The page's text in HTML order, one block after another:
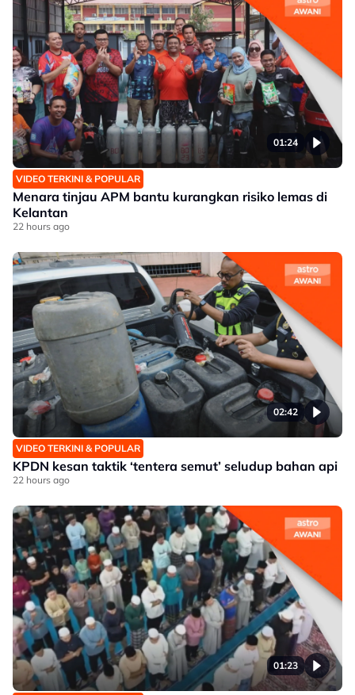
01:24
VIDEO TERKINI & POPULAR
Menara tinjau APM bantu kurangkan risiko lemas di
Kelantan
22 hours ago
02:42
VIDEO TERKINI & POPULAR
KPDN kesan taktik ‘tentera semut’ seludup bahan api
22 hours ago
01:23